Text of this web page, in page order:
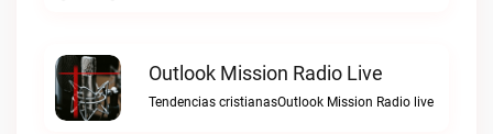
Outlook Mission Radio Live
Tendencias cristianasOutlook Mission Radio live